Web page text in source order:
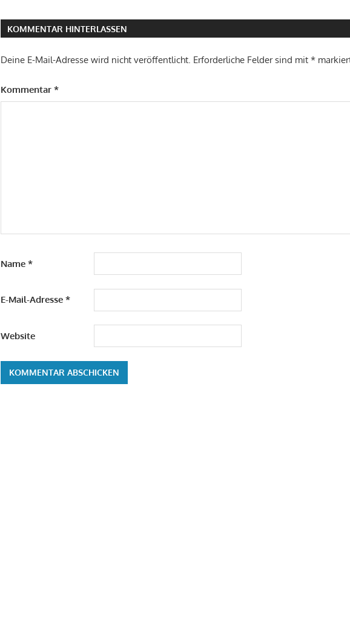
KOMMENTAR HINTERLASSEN
Deine E-Mail-Adresse wird nicht veröffentlicht. Erforderliche Felder sind mit*
Kommentar*
Name*
E-Mail-Adresse*
Website